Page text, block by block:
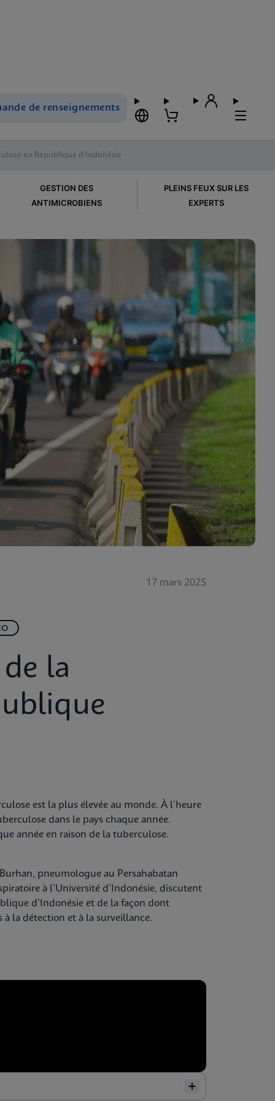
de renseignements
en République d’Indonésie
GESTION DES
ANTIMICROBIENS
PLEINS FEUX SUR LES
EXPERTS
17 mars 2025
la
est la plus élevée au monde. À l’heure
dans le pays chaque année.
année en raison de la tuberculose.
pneumologue au Persahabatan
à l’Université d’Indonésie, discutent
d’Indonésie et de la façon dont
à la détection et à la surveillance.